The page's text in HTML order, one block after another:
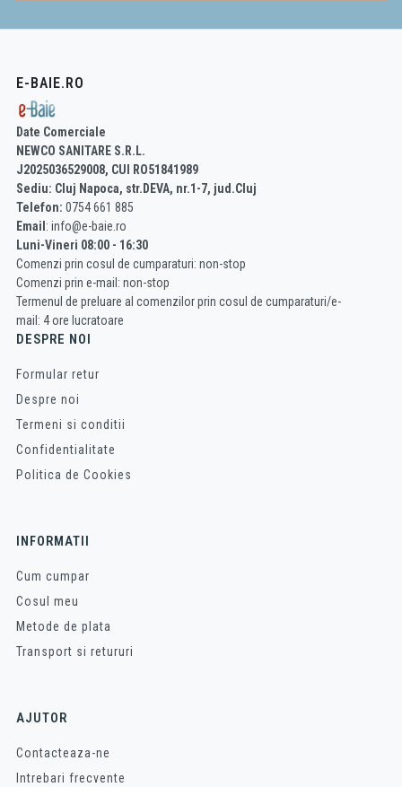
E-BAIE.RO
Date Comerciale
NEWCO SANITARE S.R.L.
J2025036529008, CUI RO51841989
Sediu: Cluj Napoca, str.DEVA, nr.1-7, jud.Cluj
Telefon: 0754 661 885
Email : info@e-baie.ro
Luni-Vineri 08:00 - 16:30
Comenzi prin cosul de cumparaturi: non-stop
Comenzi prin e-mail: non-stop
Termenul de preluare al comenzilor prin cosul de cumparaturi/e-
mail: 4 ore lucratoare
DESPRE NOI
Formular retur
Despre noi
Termeni si conditii
Confidentialitate
Politica de Cookies
INFORMATII
Cum cumpar
Cosul meu
Metode de plata
Transport si retururi
AJUTOR
Contacteaza-ne
Intrebari frecvente